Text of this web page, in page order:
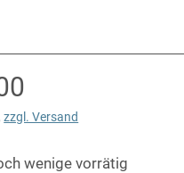
€ 99,00
,zzgl. Versand
wenige vorrätig